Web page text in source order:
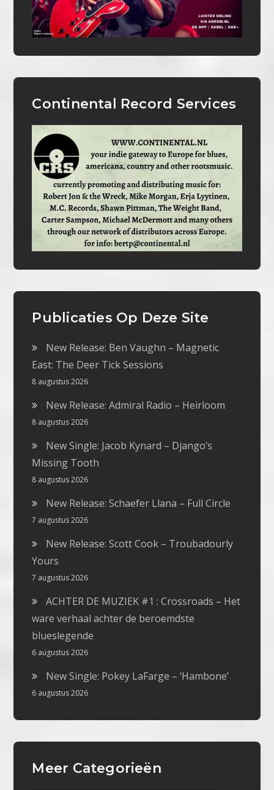
Continental Record Services
Publicaties Op Deze Site
New Release: Ben Vaughn – Magnetic
East: The Deer Tick Sessions
8 augustus 2026
New Release: Admiral Radio – Heirloom
8 augustus 2026
New Single: Jacob Kynard – Django’s
Missing Tooth
8 augustus 2026
New Release: Schaefer Llana – Full Circle
7 augustus 2026
New Release: Scott Cook – Troubadourly
Yours
7 augustus 2026
ACHTER DE MUZIEK #1 : Crossroads – Het
ware verhaal achter de beroemdste
blueslegende
6 augustus 2026
New Single: Pokey LaFarge – ‘Hambone’
6 augustus 2026
Meer Categorieën